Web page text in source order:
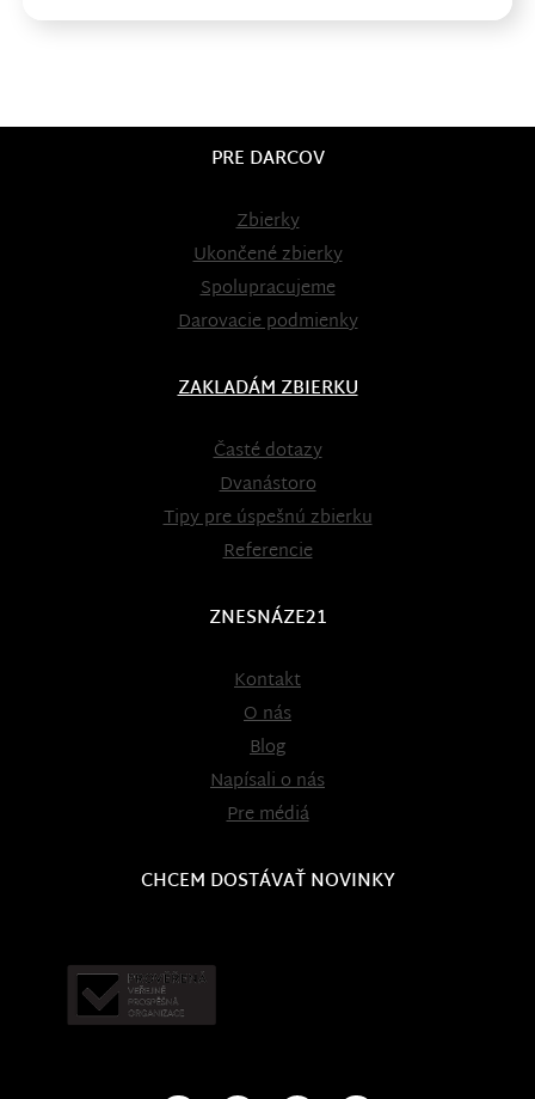
PRE DARCOV
Zbierky
Ukončené zbierky
Spolupracujeme
Darovacie podmienky
ZAKLADÁM ZBIERKU
Časté dotazy
Dvanástoro
Tipy pre úspešnú zbierku
Referencie
ZNESNÁZE21
Kontakt
O nás
Blog
Napísali o nás
Pre médiá
CHCEM DOSTÁVAŤ NOVINKY